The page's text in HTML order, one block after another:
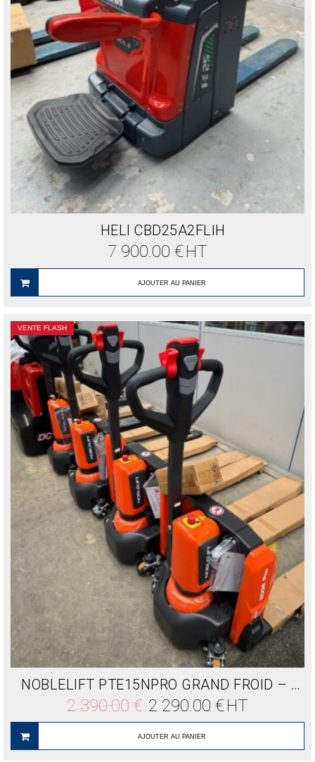
HELI CBD25A2FLIH
7 900.00 € HT
AJOUTER AU PANIER
VENTE FLASH
NOBLELIFT PTE15NPRO GRAND FROID – 18°
2 390.00€ Le
prix
initial
était :
2
2 290.00 € Le
prix
actuel
2
HT
AJOUTER AU PANIER